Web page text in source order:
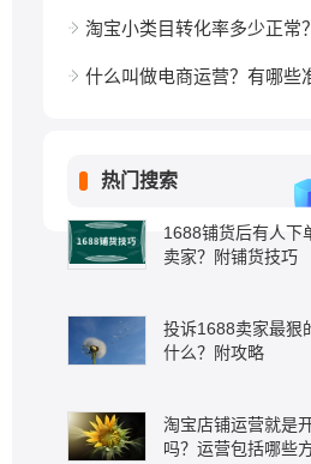
淘宝小类目转化率多少正常？如
什么叫做电商运营？有哪些
热门搜索
1688铺货后有人下
卖家？附铺货技巧
投诉1688卖家最狠
什么？附攻略
淘宝店铺运营就是
吗？运营包括哪些